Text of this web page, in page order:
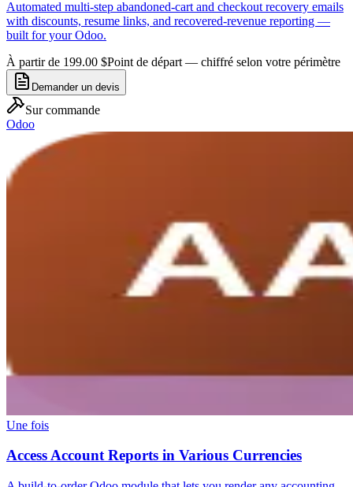
Automated multi-step abandoned-cart and checkout recovery emails
with discounts, resume links, and recovered-revenue reporting —
built for your Odoo.
À partir de 199.00 $Point de départ — chiffré selon votre périmètre
Demander un devis
Sur commande
Odoo
Une fois
Access Account Reports in Various Currencies